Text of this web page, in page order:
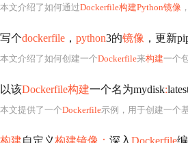
本文介绍了如何通过Dockerfile构建Python镜像
写个dockerfile ， python3的镜像 ，更新
本文介绍了如何创建一个Dockerfile来构建一个
以该Dockerfile构建一个名为mydisk:
本文提供了一个Dockerfile示例，用于创建一个
构建自定义构建镜像： 深入 Dockerfile